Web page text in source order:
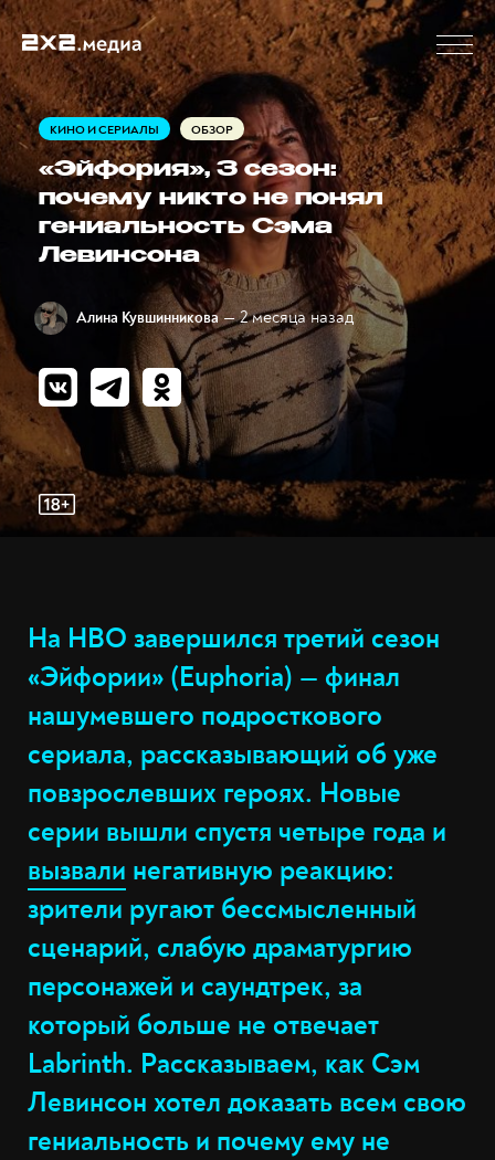
КИНО И СЕРИАЛЫ ОБЗОР
«Эйфория», 3 сезон:
почему никто не понял
гениальность Сэма
Левинсона
Алина Кувшинникова — 2 месяца назад
На HBO завершился третий сезон
«Эйфории» (Euphoria) — финал
нашумевшего подросткового
сериала, рассказывающий об уже
повзрослевших героях. Новые
серии вышли спустя четыре года и
вызвали негативную реакцию:
зрители ругают бессмысленный
сценарий, слабую драматургию
персонажей и саундтрек, за
который больше не отвечает
Labrinth. Рассказываем, как Сэм
Левинсон хотел доказать всем свою
гениальность и почему ему не